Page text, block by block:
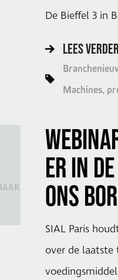
De Bieffel 3 in
LEES VERDER
Machines,
ER IN
ONS
SIAL Paris
over de